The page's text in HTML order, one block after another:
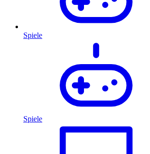
Spiele
Spiele